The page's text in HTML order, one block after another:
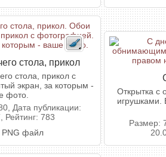
стола, прикол
стола, прикол с
экран, за которым -
фото.
Дата публикации:
Рейтинг: 783
PNG файл
Открытка
игрушками.
Размер: